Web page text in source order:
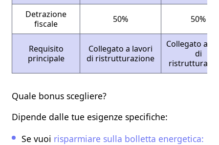
Detrazione
fiscale
50% 50%
Requisito
principale
Collegato a lavori
di ristrutturazione
Collegato a
di
Quale bonus scegliere?
Dipende dalle tue esigenze specifiche:
Se vuoi risparmiare sulla bolletta energetica: